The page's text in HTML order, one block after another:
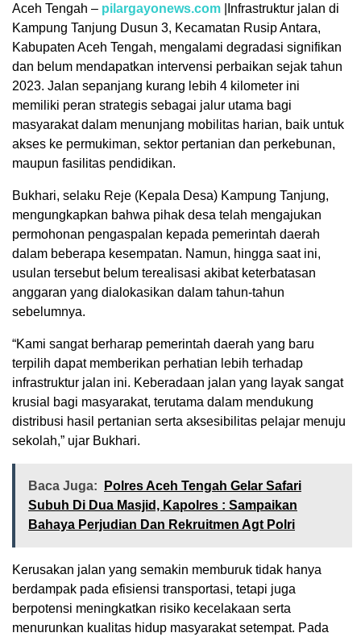
Aceh Tengah – pilargayonews.com |Infrastruktur jalan di
Kampung Tanjung Dusun 3, Kecamatan Rusip Antara,
Kabupaten Aceh Tengah, mengalami degradasi signifikan
dan belum mendapatkan intervensi perbaikan sejak tahun
2023. Jalan sepanjang kurang lebih 4 kilometer ini
memiliki peran strategis sebagai jalur utama bagi
masyarakat dalam menunjang mobilitas harian, baik untuk
akses ke permukiman, sektor pertanian dan perkebunan,
maupun fasilitas pendidikan.
Bukhari, selaku Reje (Kepala Desa) Kampung Tanjung,
mengungkapkan bahwa pihak desa telah mengajukan
permohonan pengaspalan kepada pemerintah daerah
dalam beberapa kesempatan. Namun, hingga saat ini,
usulan tersebut belum terealisasi akibat keterbatasan
anggaran yang dialokasikan dalam tahun-tahun
sebelumnya.
“Kami sangat berharap pemerintah daerah yang baru
terpilih dapat memberikan perhatian lebih terhadap
infrastruktur jalan ini. Keberadaan jalan yang layak sangat
krusial bagi masyarakat, terutama dalam mendukung
distribusi hasil pertanian serta aksesibilitas pelajar menuju
sekolah,” ujar Bukhari.
Baca Juga:
Polres Aceh Tengah Gelar Safari
Subuh Di Dua Masjid, Kapolres : Sampaikan
Bahaya Perjudian Dan Rekruitmen Agt Polri
Kerusakan jalan yang semakin memburuk tidak hanya
berdampak pada efisiensi transportasi, tetapi juga
berpotensi meningkatkan risiko kecelakaan serta
menurunkan kualitas hidup masyarakat setempat. Pada